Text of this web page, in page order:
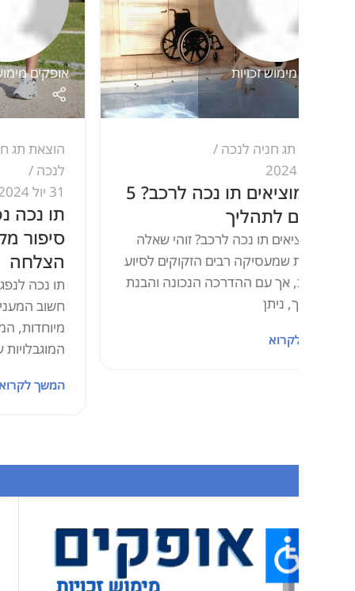
זכויות
חניה לנכה
איך מוציאים תו נכה לרכב? 5
לתהליך
תו נכה לרכב? זוהי שאלה
שמעסיקה רבים הזקוקים לסיוע
אך עם ההדרכה הנכונה והבנת
אופקים מימוש זכויות
הוצאת תג חניה לנכה,
תו נכה נפגע
סיפור מקרה
תו נכה לנפגעי
חשוב המעניק
מיוחדות, המסייעות
המוגבלויות שנגרמו
המשך לקרוא